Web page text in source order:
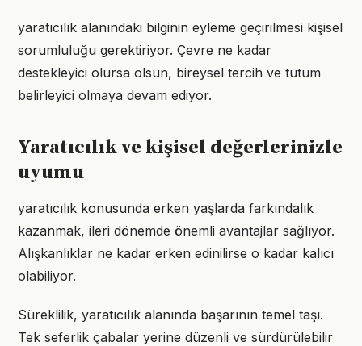
yaratıcılık alanındaki bilginin eyleme geçirilmesi kişisel
sorumluluğu gerektiriyor. Çevre ne kadar
destekleyici olursa olsun, bireysel tercih ve tutum
belirleyici olmaya devam ediyor.
Yaratıcılık ve kişisel değerlerinizle
uyumu
yaratıcılık konusunda erken yaşlarda farkındalık
kazanmak, ileri dönemde önemli avantajlar sağlıyor.
Alışkanlıklar ne kadar erken edinilirse o kadar kalıcı
olabiliyor.
Süreklilik, yaratıcılık alanında başarının temel taşı.
Tek seferlik çabalar yerine düzenli ve sürdürülebilir